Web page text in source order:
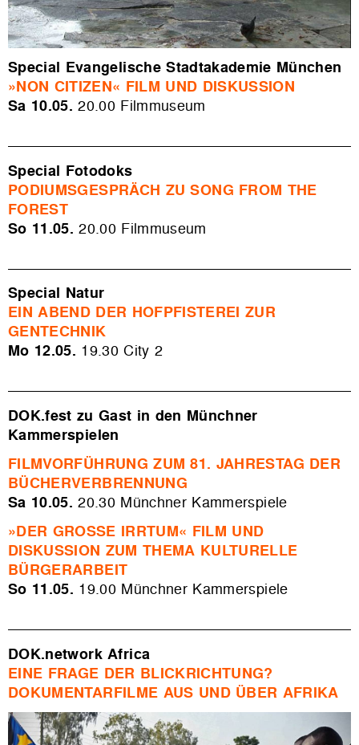
Special Evangelische Stadtakademie München
»NON CITIZEN« FILM UND DISKUSSION
Sa 10.05. 20.00 Filmmuseum
Special Fotodoks
PODIUMSGESPRÄCH ZU SONG FROM THE
FOREST
So 11.05. 20.00 Filmmuseum
Special Natur
EIN ABEND DER HOFPFISTEREI ZUR
GENTECHNIK
Mo 12.05. 19.30 City 2
DOK.fest zu Gast in den Münchner
Kammerspielen
FILMVORFÜHRUNG ZUM 81. JAHRESTAG DER
BÜCHERVERBRENNUNG
Sa 10.05. 20.30 Münchner Kammerspiele
»DER GROSSE IRRTUM« FILM UND
DISKUSSION ZUM THEMA KULTURELLE
BÜRGERARBEIT
So 11.05. 19.00 Münchner Kammerspiele
DOK.network Africa
EINE FRAGE DER BLICKRICHTUNG?
DOKUMENTARFILME AUS UND ÜBER AFRIKA